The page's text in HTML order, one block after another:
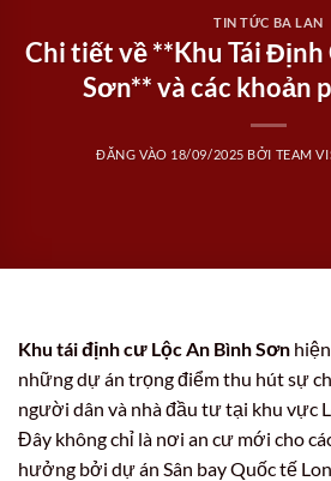
TIN TỨC BA LAN
Chi tiết về **Khu Tái Định
Sơn** và các khoản
ĐĂNG VÀO 18/09/2025 BỞI TEAM
Khu tái định cư Lộc An Bình Sơn
những dự án trọng điểm thu hút sự
người dân và nhà đầu tư tại khu vực
Đây không chỉ là nơi an cư mới cho
hưởng bởi dự án Sân bay Quốc tế